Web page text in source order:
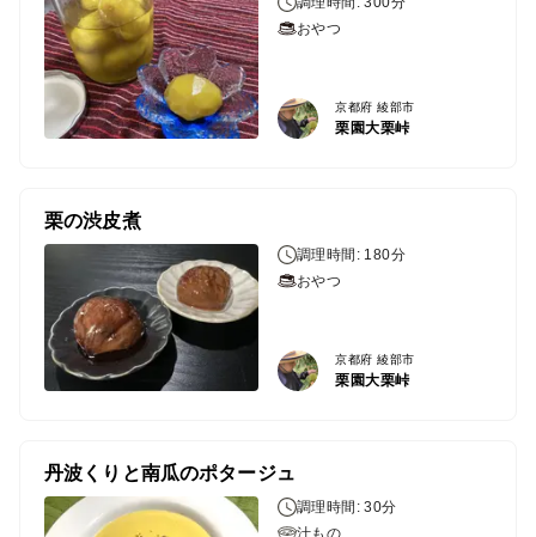
おやつ
京都府 綾部市
栗園大栗峠
栗の渋皮煮
調理時間: 180分
おやつ
京都府 綾部市
栗園大栗峠
丹波くりと南瓜のポタージュ
調理時間: 30分
汁もの